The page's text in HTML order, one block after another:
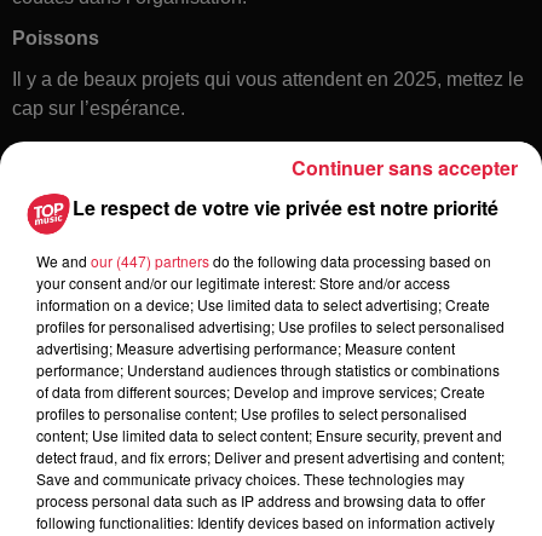
Poissons
Il y a de beaux projets qui vous attendent en 2025, mettez le
cap sur l’espérance.
Toute l'actu
6 août 2026
À Hoerdt, de l’eau brune sort des
robinets
Le respect de votre vie privée est notre priorité
We and our (447) partnersdo the following data processing based on
your consent and/or our legitimate interest: Store and/or access
information on a device; Use limited data to select advertising; Create
profiles for personalised advertising; Use profiles to select personalised
advertising; Measure advertising performance; Measure content
performance; Understand audiences through statistics or combinations
of data from different sources; Develop and improve services; Create
profiles to personalise content; Use profiles to select personalised
content; Use limited data to select content; Ensure security, prevent and
detect fraud, and fix errors; Deliver and present advertising and content;
Save and communicate privacy choices. These technologies may
process personal data such as IP address and browsing data to offer
following functionalities: Identify devices based on information actively
Continuer sans accepter